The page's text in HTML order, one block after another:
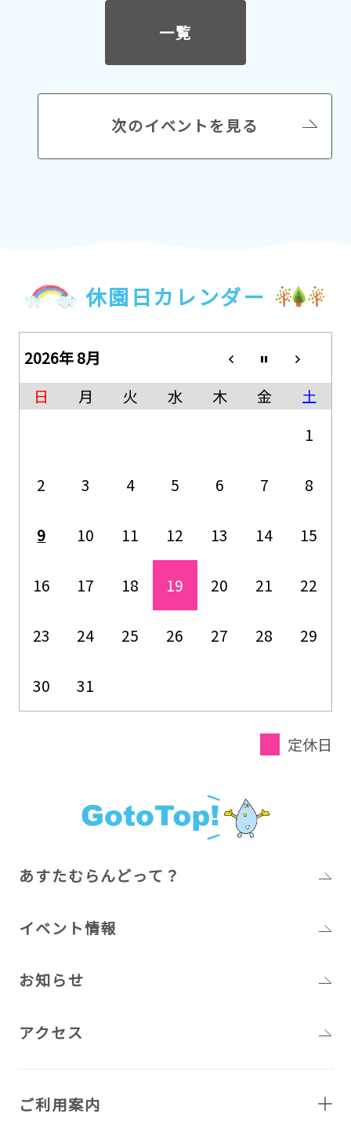
一覧
次のイベントを見る
休園日カレンダー
2026年 8月
日
月 火 水 木 金
土
1
2 3 4 5 6 7 8
9 10 11 12 13 14 15
16 17 18 19 20 21 22
23 24 25 26 27 28 29
30 31
定休日
あすたむらんどって？
イベント情報
お知らせ
アクセス
ご利用案内